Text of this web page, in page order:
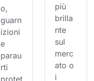
o,
guarn
izioni
e
parau
rti
più
brilla
nte
sul
merc
ato o
i